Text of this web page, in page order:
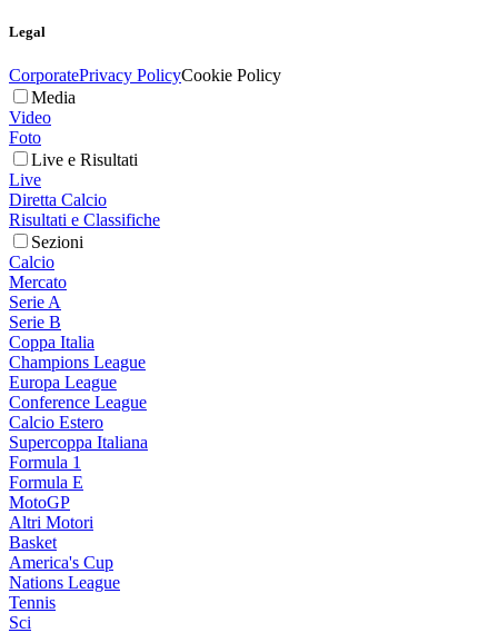
Legal
CorporatePrivacy PolicyCookie Policy
Media
Video
Foto
Live e Risultati
Live
Diretta Calcio
Risultati e Classifiche
Sezioni
Calcio
Mercato
Serie A
Serie B
Coppa Italia
Champions League
Europa League
Conference League
Calcio Estero
Supercoppa Italiana
Formula 1
Formula E
MotoGP
Altri Motori
Basket
America's Cup
Nations League
Tennis
Sci